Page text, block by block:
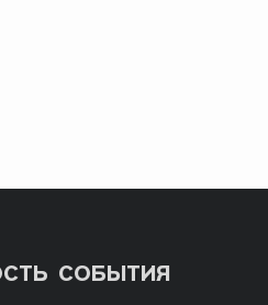
СОБЫТИЯ